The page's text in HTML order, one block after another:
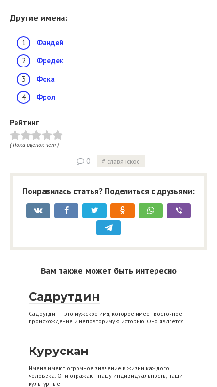
Другие имена:
Фандей
Фредек
Фока
Фрол
Рейтинг
( Пока оценок нет )
0 славянское
Понравилась статья? Поделиться с друзьями:
Вам также может быть интересно
Садрутдин
Садрутдин – это мужское имя, которое имеет восточное
происхождение и неповторимую историю. Оно является
Курускан
Имена имеют огромное значение в жизни каждого
человека. Они отражают нашу индивидуальность, наши
культурные